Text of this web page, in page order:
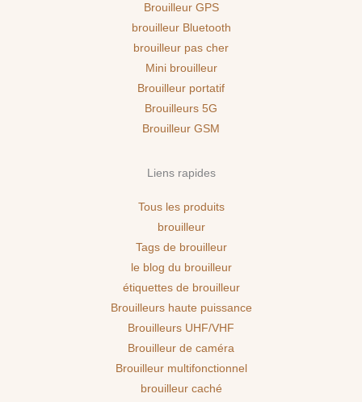
Brouilleur GPS
brouilleur Bluetooth
brouilleur pas cher
Mini brouilleur
Brouilleur portatif
Brouilleurs 5G
Brouilleur GSM
Liens rapides
Tous les produits
brouilleur
Tags de brouilleur
le blog du brouilleur
étiquettes de brouilleur
Brouilleurs haute puissance
Brouilleurs UHF/VHF
Brouilleur de caméra
Brouilleur multifonctionnel
brouilleur caché